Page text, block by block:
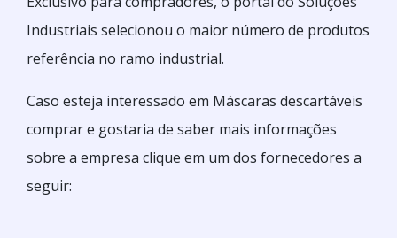
Industriais selecionou o maior número de produtos
referência no ramo industrial.
Caso esteja interessado em Máscaras descartáveis
comprar e gostaria de saber mais informações
sobre a empresa clique em um dos fornecedores a
seguir: